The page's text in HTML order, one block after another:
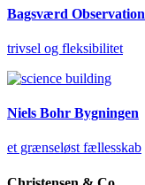
Bagsværd
trivsel og fleksibilitet
Niels Bohr Bygningen
et grænseløst fællesskab